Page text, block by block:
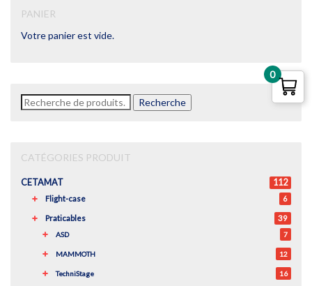
PANIER
Votre panier est vide.
Recherche
pour :
Recherche
CATÉGORIES PRODUIT
CETAMAT 112
Flight-case 6
Praticables 39
ASD 7
MAMMOTH 12
TechniStage 16
0